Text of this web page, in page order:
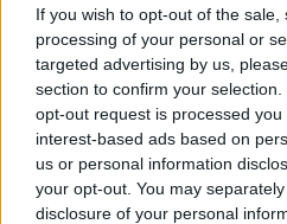
If you wish to opt-out of the
processing of your personal or
targeted advertising by us,
section to confirm your
opt-out request is processed
interest-based ads based on
us or personal information
your opt-out. You may
disclosure of your personal